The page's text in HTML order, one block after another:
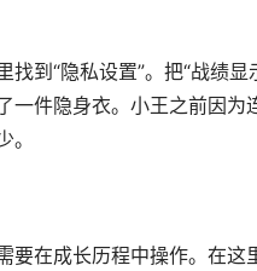
到“隐私设置”。把“战绩
件隐身衣。小王之前因为
在成长历程中操作。在这